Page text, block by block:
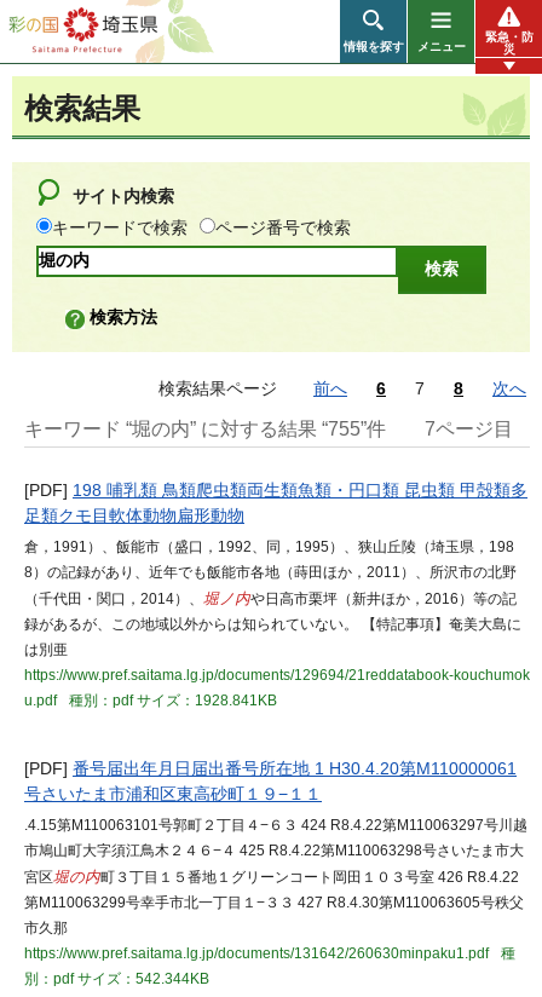
彩の国 埼玉県
情報を探す メニュー
緊急・防
災
検索結果
サイト内検索
キーワードで検索
ページ番号で検索
検索方法
検索結果ページ 前へ 6 7 8 次へ
キーワード “堀の内” に対する結果 “755”件 7ページ目
[PDF] 198 哺乳類 鳥類爬虫類両生類魚類・円口類 昆虫類 甲殻類多
足類クモ目軟体動物扁形動物
倉，1991）、飯能市（盛口，1992、同，1995）、狭山丘陵（埼玉県，198
8）の記録があり、近年でも飯能市各地（蒔田ほか，2011）、所沢市の北野
（千代田・関口，2014）、 堀ノ内や日高市栗坪（新井ほか，2016）等の記
録があるが、この地域以外からは知られていない。 【特記事項】奄美大島に
は別亜
https://www.pref.saitama.lg.jp/documents/129694/21reddatabook-kouchumok
u.pdf
種別：pdfサイズ：1928.841KB
[PDF] 番号届出年月日届出番号所在地 1 H30.4.20第M110000061
号さいたま市浦和区東高砂町１９−１１
.4.15第M110063101号郭町２丁目４−６３ 424 R8.4.22第M110063297号川越
市鳩山町大字須江鳥木２４６−４ 425 R8.4.22第M110063298号さいたま市大
宮区堀の内町３丁目１５番地１グリーンコート岡田１０３号室 426 R8.4.22
第M110063299号幸手市北一丁目１−３３ 427 R8.4.30第M110063605号秩父
市久那
https://www.pref.saitama.lg.jp/documents/131642/260630minpaku1.pdf
種
別：pdfサイズ：542.344KB